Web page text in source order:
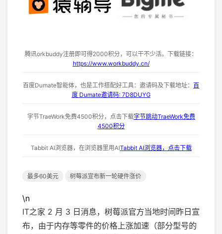
腾讯orkbuddy注册即可得2000积分，可以干不少活。下载链接：
https://www.workbuddy.cn/
百度Dumate智能体，也是工作搭配好工具：邀请码及下载地址： 百
度 Dumate邀请码: 7D8DUYG
字节TraeWork免费4500积分，点击下载字节跳动TraeWork免费
4500积分
Tabbit AI浏览器，在浏览器里用AITabbit AI浏览器，点击下载
最多60美元 树莓派宣布新一轮硬件涨价
\n
IT之家 2 月 3 日消息，树莓派官方当地时间昨日宣
布，由于内存等零件的价格上涨加速（部分型号的